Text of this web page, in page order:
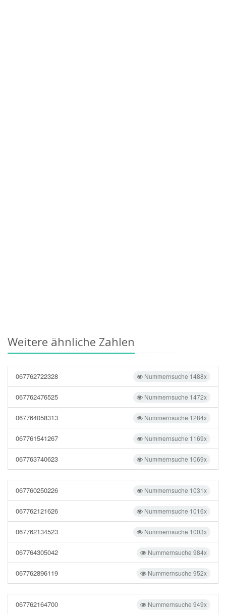
Weitere ähnliche Zahlen
Nummernsuche 1488x
067762722328
Nummernsuche 1472x
067762476525
Nummernsuche 1284x
067764058313
Nummernsuche 1169x
067761541267
Nummernsuche 1069x
067763740623
Nummernsuche 1031x
067760250226
Nummernsuche 1016x
067762121626
Nummernsuche 1003x
067762134523
Nummernsuche 984x
067764305042
Nummernsuche 952x
067762896119
Nummernsuche 949x
067762164700